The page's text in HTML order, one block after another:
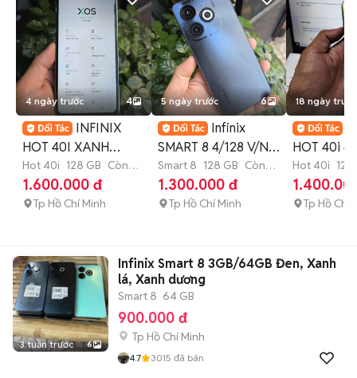
4 ngày trước 4
INFINIX
HOT 40I XANH
4G/128 PIN 5K 99%
V/N VIP
Hot 40i 128 GB Còn
bảo hành
1.600.000 đ
Tp Hồ Chí Minh
5 ngày trước 6
Infinix
SMART 8 4/128 V/N
90hz PIN 5K TỐT
BỀN
Smart 8 128 GB Còn
bảo hành
1.300.000 đ
Tp Hồ Chí Minh
18 ngày trước
HOT 40i
PIN 5000
T606
Hot 40i 128
Tp Hồ Chí
3 tuần trước 6
Infinix Smart 8 3GB/64GB Đen, Xanh
lá, Xanh dương
Smart 8 64 GB
900.000 đ
Tp Hồ Chí Minh
4.7 3015 đã bán